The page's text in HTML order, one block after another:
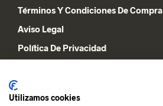
Términos Y Condiciones De Compra
Aviso Legal
Política De Privacidad
Utilizamos cookies